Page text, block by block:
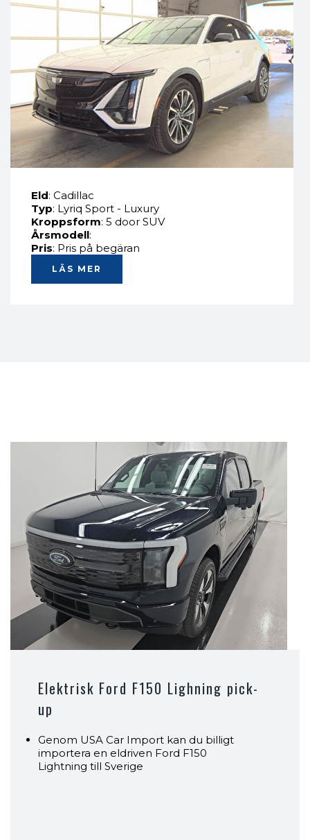
Eld: Cadillac
Typ: Lyriq Sport - Luxury
Kroppsform: 5 door SUV
Årsmodell:
Pris: Pris på begäran
LÄS MER
Elektrisk Ford F150 Lighning pick-
up
Genom USA Car Import kan du billigt
importera en eldriven Ford F150
Lightning till Sverige